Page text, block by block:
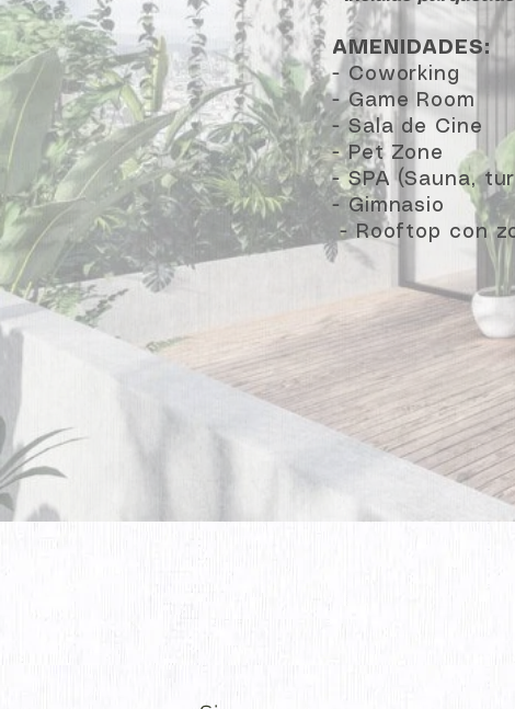
AMENIDADES:
- Coworking
- Game Room
- Sala de Cine
- Pet Zone
- SPA (Sauna,
- Gimnasio
- Rooftop con